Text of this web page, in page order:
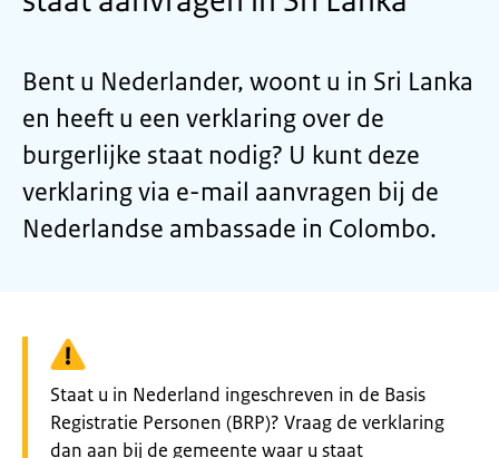
Bent u Nederlander, woont u in Sri Lanka
en heeft u een verklaring over de
burgerlijke staat nodig? U kunt deze
verklaring via e-mail aanvragen bij de
Nederlandse ambassade in Colombo.
Waarschuwing:
Staat u in Nederland ingeschreven in de Basis
Registratie Personen (BRP)? Vraag de verklaring
dan aan bij de gemeente waar u staat